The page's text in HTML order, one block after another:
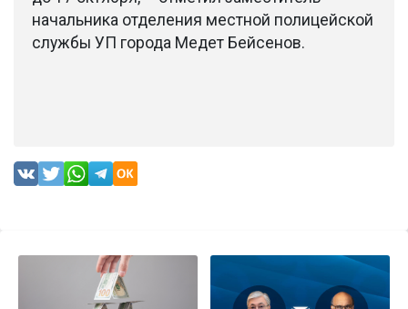
начальника отделения местной полицейской
службы УП города Медет Бейсенов.